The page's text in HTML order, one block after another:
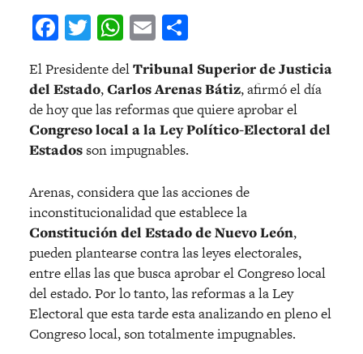
Facebook
Twitter
WhatsApp
Email
El Presidente delTribunal Superior de Justicia
del Estado,Carlos Arenas Bátiz, afirmó el día
de hoy que las reformas que quiere aprobar el
Congreso local a la Ley Político-Electoral del
Estadosson impugnables.
Arenas, considera que las acciones de
inconstitucionalidad que establece la
Constitución del Estado de Nuevo León,
pueden plantearse contra las leyes electorales,
entre ellas las que busca aprobar el Congreso local
del estado. Por lo tanto, las reformas a la Ley
Electoral que esta tarde esta analizando en pleno el
Congreso local, son totalmente impugnables.